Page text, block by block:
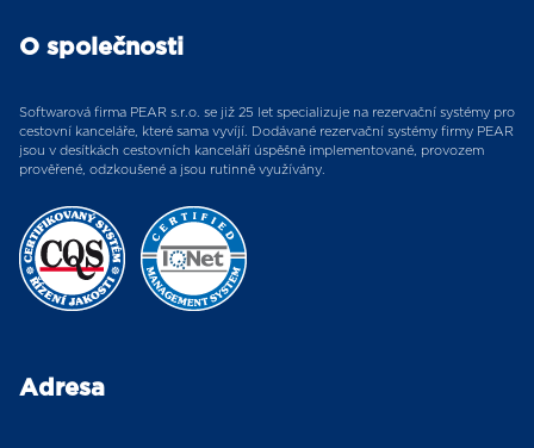
O společnosti
Softwarová firma PEAR s.r.o. se již 25 let specializuje na rezervační systémy pro
cestovní kanceláře, které sama vyvíjí. Dodávané rezervační systémy firmy PEAR
jsou v desítkách cestovních kanceláří úspěšně implementované, provozem
prověřené, odzkoušené a jsou rutinně využívány.
Adresa